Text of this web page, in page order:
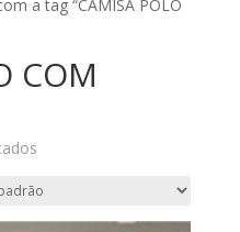
a tag “CAMISA POLO
COM